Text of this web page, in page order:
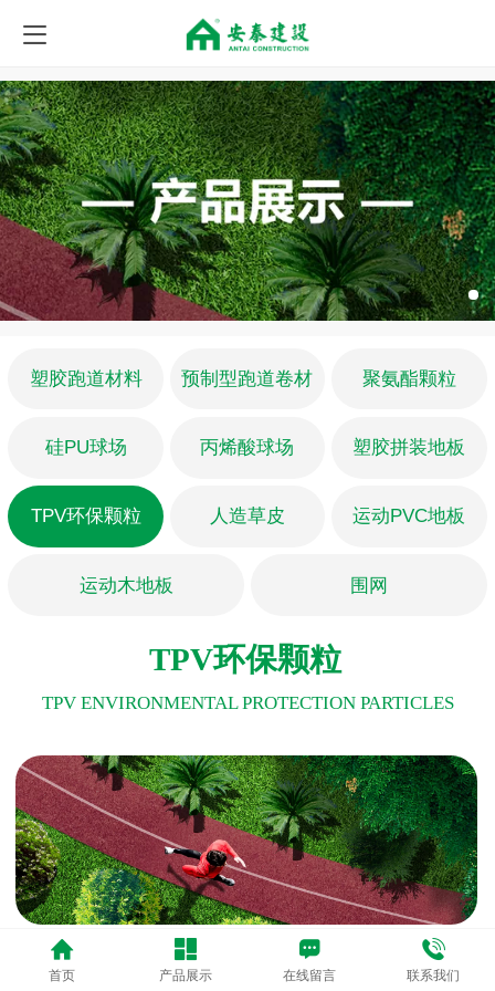
塑胶跑道材料 预制型跑道卷材 聚氨酯颗粒
硅PU球场 丙烯酸球场 塑胶拼装地板
TPV环保颗粒 人造草皮 运动PVC地板
运动木地板 围网
TPV环保颗粒
TPV ENVIRONMENTAL PROTECTION PARTICLES
TPV热塑性弹性体环保颗粒
是一种全新开发适用于多
首页 产品展示 在线留言 联系我们